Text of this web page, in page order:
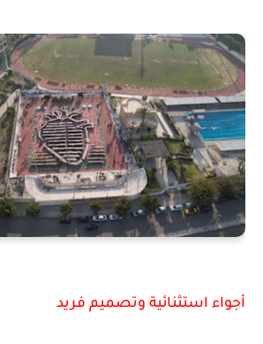
أجواء استثنائية وتصميم فريد